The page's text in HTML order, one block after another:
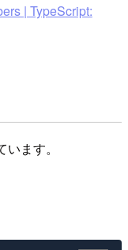
| TypeScript:
ます。